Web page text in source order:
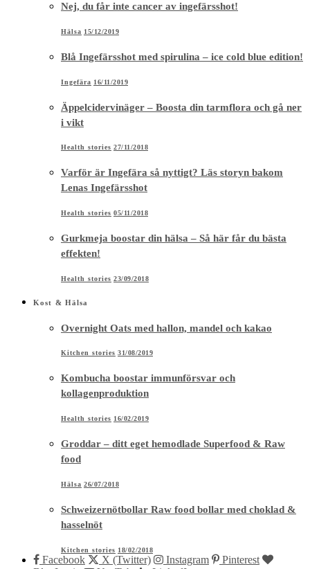
Nej, du får inte cancer av ingefärsshot!
Hälsa 15/12/2019
Blå Ingefärsshot med spirulina – ice cold blue edition!
Ingefära 16/11/2019
Äppelcidervinäger – Boosta din tarmflora och gå ner
i vikt
Health stories 27/11/2018
Varför är Ingefära så nyttigt? Läs storyn bakom
Lenas Ingefärsshot
Health stories 05/11/2018
Gurkmeja boostar din hälsa – Så här får du bästa
effekten!
Health stories 23/09/2018
Kost & Hälsa
Overnight Oats med hallon, mandel och kakao
Kitchen stories 31/08/2019
Kombucha boostar immunförsvar och
kollagenproduktion
Health stories 16/02/2019
Groddar – ditt eget hemodlade Superfood & Raw
food
Hälsa 26/07/2018
Schweizernötbollar Raw food bollar med choklad &
hasselnöt
Kitchen stories 18/02/2018
Facebook X (Twitter) Instagram
Pinterest